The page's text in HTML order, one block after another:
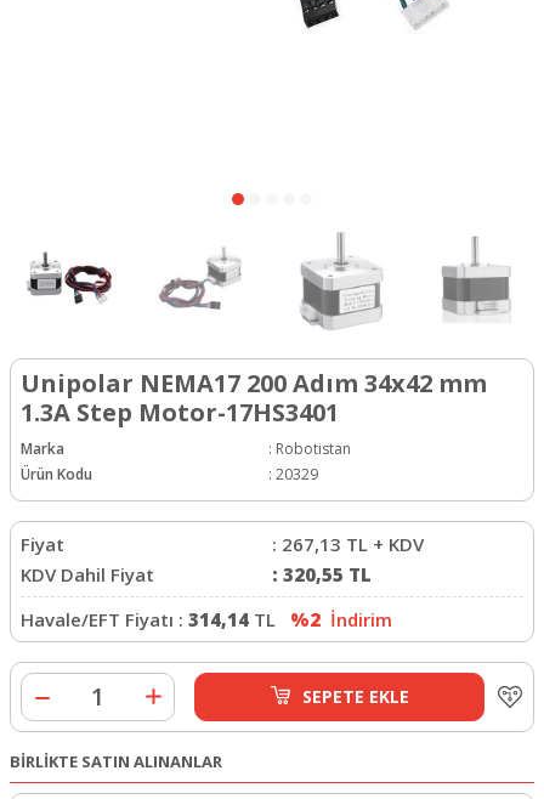
Unipolar NEMA17 200 Adım 34x42 mm
1.3A Step Motor-17HS3401
Marka : Robotistan
Ürün Kodu
: 20329
Fiyat : 267,13 TL + KDV
KDV Dahil Fiyat
: 320,55 TL
Havale/EFT Fiyatı : 314,14 TL %2 İndirim
SEPETE EKLE
BİRLİKTE SATIN ALINANLAR